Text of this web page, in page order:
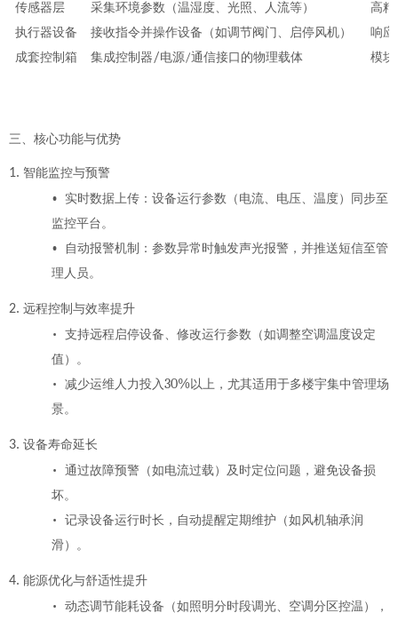
传感器层
采集环境参数（温湿度、光照、人流等）
高
执行器设备
接收指令并操作设备（如调节阀门、启停风机）
响应
成套控制箱
集成控制器 /电源/通信接口的物理载体 模块
三、核心功能与优势
1. 智能监控与预警
• 实时数据上传 ：设备运行参数（电流、电压、温度）同步至
监控平台。
• 自动报警机制 ：参数异常时触发声光报警，并推送短信至管
理人员。
2. 远程控制与效率提升
• 支持远程启停设备、修改运行参数 （如调整空调温度设定
值）。
• 减少运维人力投入30%以上，尤其适用于多楼宇集中管理场
景。
3. 设备寿命延长
• 通过故障预警 （如电流过载）及时定位问题，避免设备损
坏。
• 记录设备运行时长，自动提醒定期维护（如风机轴承润
滑）。
4. 能源优化与舒适性提升
• 动态调节能耗设备（如照明分时段调光、空调分区控温），